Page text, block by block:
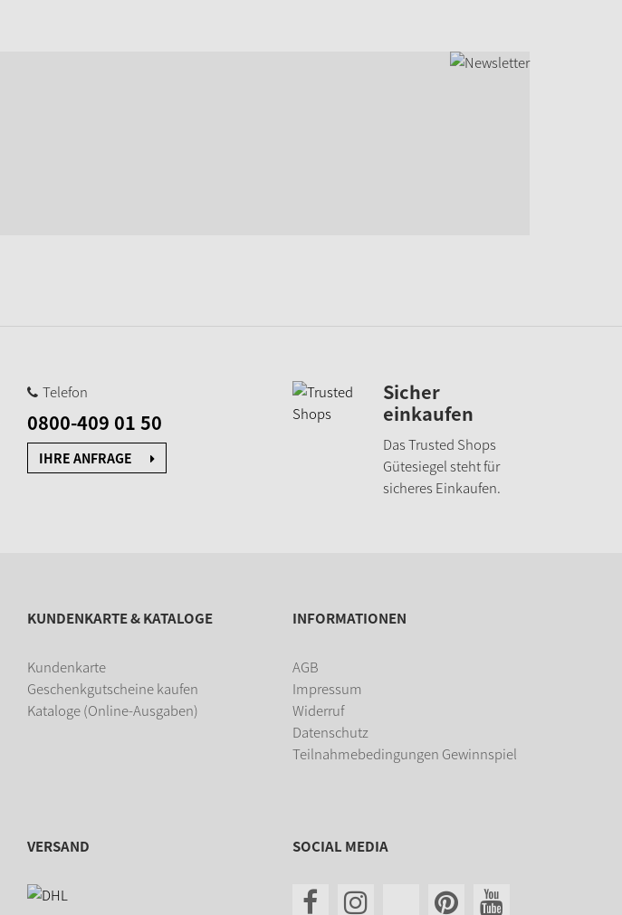
Telefon
0800-409 01 50
IHRE ANFRAGE
Sicher
einkaufen
Das Trusted Shops
Gütesiegelsteht für
sicheres Einkaufen.
KUNDENKARTE & KATALOGE
Kundenkarte
Geschenkgutscheine kaufen
Kataloge (Online-Ausgaben)
INFORMATIONEN
AGB
Impressum
Widerruf
Datenschutz
Teilnahmebedingungen Gewinnspiel
VERSAND SOCIAL MEDIA